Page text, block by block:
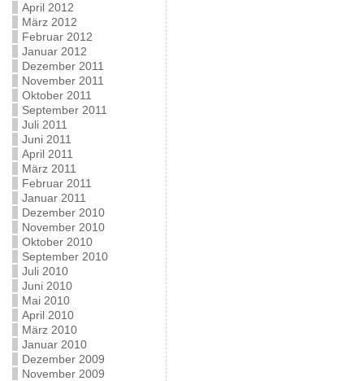
April 2012
März 2012
Februar 2012
Januar 2012
Dezember 2011
November 2011
Oktober 2011
September 2011
Juli 2011
Juni 2011
April 2011
März 2011
Februar 2011
Januar 2011
Dezember 2010
November 2010
Oktober 2010
September 2010
Juli 2010
Juni 2010
Mai 2010
April 2010
März 2010
Januar 2010
Dezember 2009
November 2009